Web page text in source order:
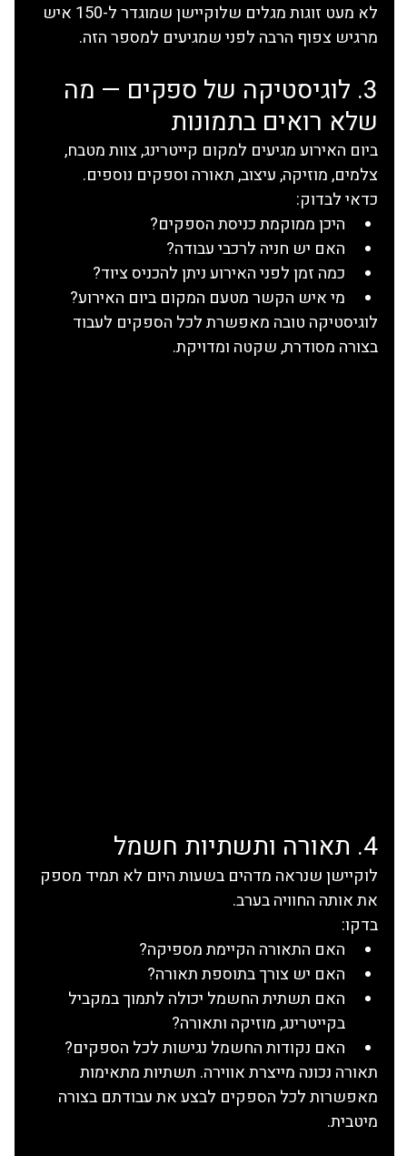
לא מעט זוגות מגלים שלוקיישן שמוגדר ל-150 איש
מרגיש צפוף הרבה לפני שמגיעים למספר הזה.
3. לוגיסטיקה של ספקים — מה
שלא רואים בתמונות
ביום האירוע מגיעים למקום קייטרינג, צוות מטבח,
צלמים, מוזיקה, עיצוב, תאורה וספקים נוספים.
כדאי לבדוק:
היכן ממוקמת כניסת הספקים?
האם יש חניה לרכבי עבודה?
כמה זמן לפני האירוע ניתן להכניס ציוד?
מי איש הקשר מטעם המקום ביום האירוע?
לוגיסטיקה טובה מאפשרת לכל הספקים לעבוד
בצורה מסודרת, שקטה ומדויקת.
4. תאורה ותשתיות חשמל
לוקיישן שנראה מדהים בשעות היום לא תמיד מספק
את אותה החוויה בערב.
בדקו:
האם התאורה הקיימת מספיקה?
האם יש צורך בתוספת תאורה?
האם תשתית החשמל יכולה לתמוך במקביל
בקייטרינג, מוזיקה ותאורה?
האם נקודות החשמל נגישות לכל הספקים?
תאורה נכונה מייצרת אווירה. תשתיות מתאימות
מאפשרות לכל הספקים לבצע את עבודתם בצורה
מיטבית.